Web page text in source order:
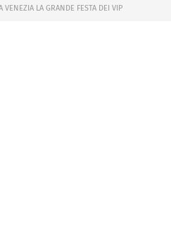
VENEZIA LA GRANDE FESTA DEI VIP